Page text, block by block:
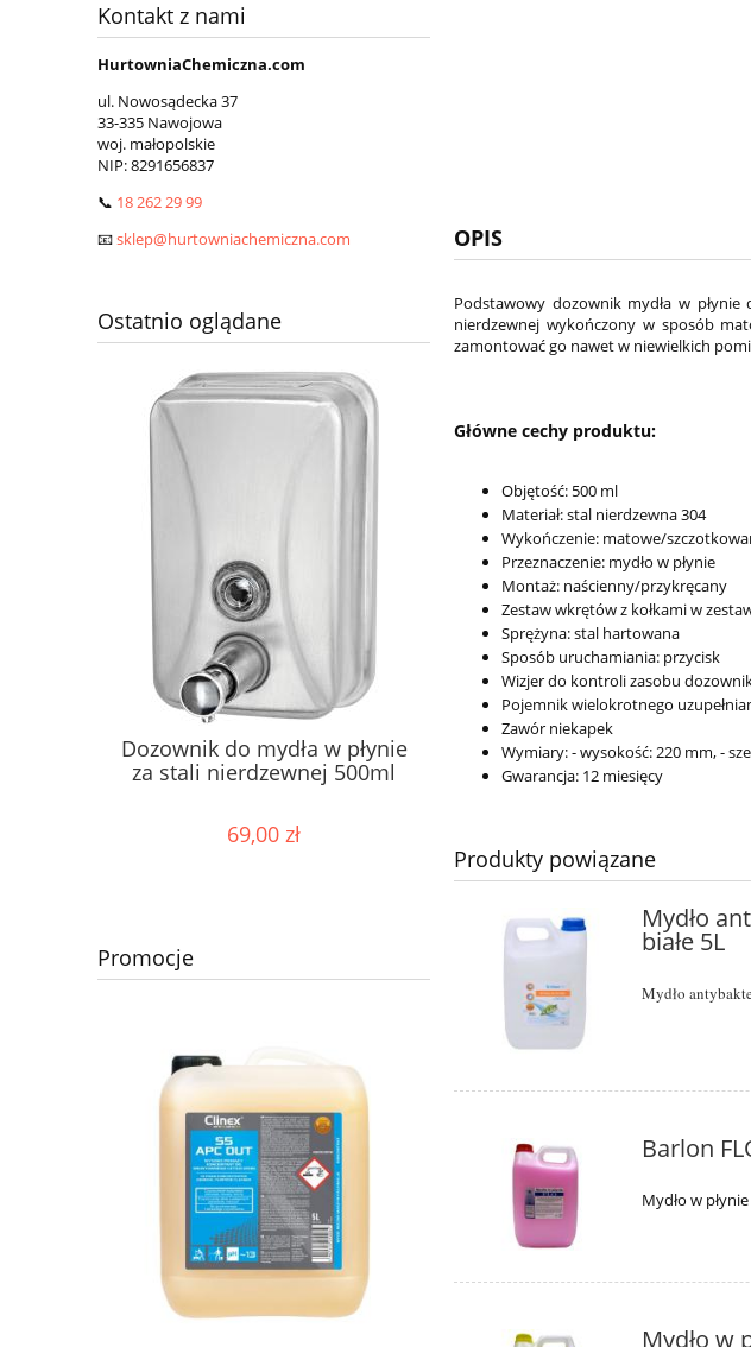
Kontakt z nami
HurtowniaChemiczna.com
ul. Nowosądecka 37
33-335 Nawojowa
woj. małopolskie
NIP:8291656837
📞 18 262 29 99
📧sklep@hurtowniachemiczna.com
Ostatnio oglądane
Dozownik do mydła w płynie
za stali nierdzewnej 500ml
69,00 zł
Promocje
OPIS
Podstawowy dozownik mydła w
nierdzewnej wykończony w sposób
zamontować go nawet w niewielkich
Główne cechy produktu:
Objętość: 500 ml
Materiał: stal nierdzewna 304
Wykończenie: matowe/
Przeznaczenie: mydło w płynie
Montaż: naścienny/przykręcany
Zestaw wkrętów z kołkami w
Sprężyna: stal hartowana
Sposób uruchamiania: przycisk
Wizjer do kontroli zasobu
Pojemnik wielokrotnego
Zawór niekapek
Wymiary: - wysokość: 220 mm, -
Gwarancja: 12 miesięcy
Produkty powiązane
Mydło
białe 5L
Mydło
Barlon
Mydło w
Mydło w